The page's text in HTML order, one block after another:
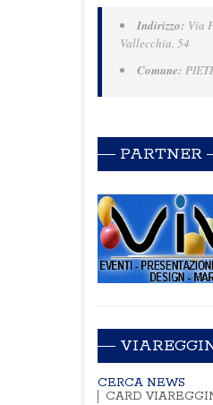
Indirizzo: Via
Vallecchia, 54
Comune:
PARTNER
CERCA NEWS
CARD